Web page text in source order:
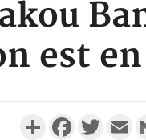
est
PartagerFacebookTwitter